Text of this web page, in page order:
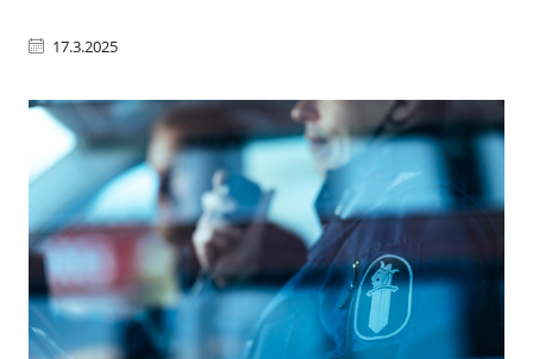
17.3.2025